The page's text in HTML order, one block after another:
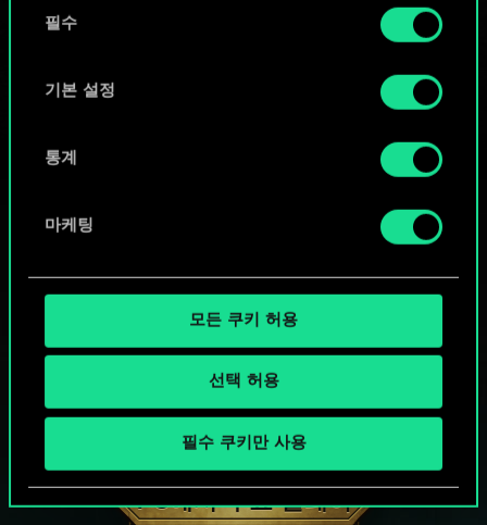
쿠키 사용에 관한 세부 사항이나 관련 설정은 아래의
필수
기본 설정
통계
마케팅
모든 쿠키 허용
선택 허용
필수 쿠키만 사용
궨트 한 판 어떠신가요?
PC에서 무료 플레이